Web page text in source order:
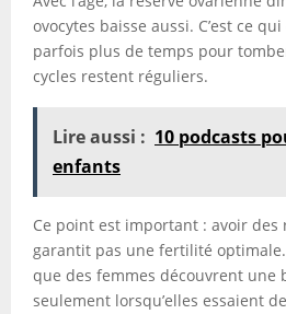
ovocytes baisse aussi. C’est ce
parfois plus de temps pour
cycles restent réguliers.
Lire aussi : 10 podcasts
enfants
Ce point est important : avoir des
garantit pas une fertilité
que des femmes découvrent une
seulement lorsqu’elles essaient